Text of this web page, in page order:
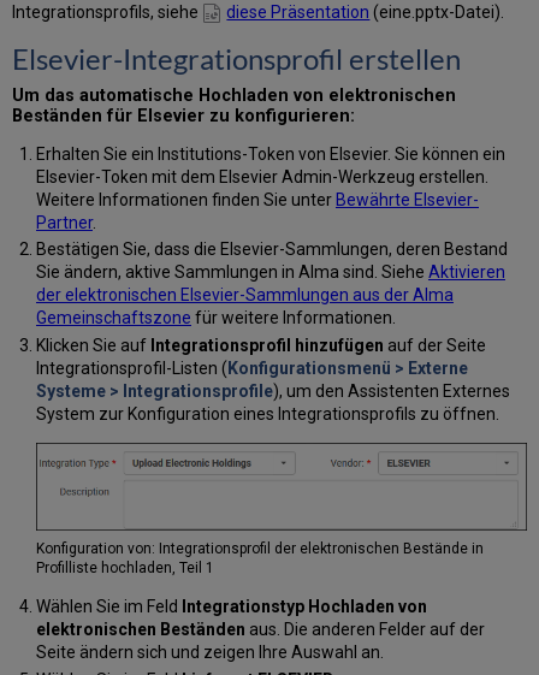
Integrationsprofils, siehe
diese Präsentation (eine.pptx-Datei).
Elsevier-Integrationsprofil erstellen
Um das automatische Hochladen von elektronischen
Beständen für Elsevier zu konfigurieren:
Erhalten Sie ein Institutions-Token von Elsevier. Sie können ein
Elsevier-Token mit dem Elsevier Admin-Werkzeug erstellen.
Weitere Informationen finden Sie unter Bewährte Elsevier-
Partner.
Bestätigen Sie, dass die Elsevier-Sammlungen, deren Bestand
Sie ändern, aktive Sammlungen in Alma sind. Siehe Aktivieren
der elektronischen Elsevier-Sammlungen aus der Alma
Gemeinschaftszone für weitere Informationen.
Klicken Sie auf Integrationsprofil hinzufügen auf der Seite
Integrationsprofil-Listen ( Konfigurationsmenü > Externe
Systeme > Integrationsprofile), um den Assistenten Externes
System zur Konfiguration eines Integrationsprofils zu öffnen.
Konfiguration von: Integrationsprofil der elektronischen Bestände in
Profilliste hochladen, Teil 1
Wählen Sie im Feld Integrationstyp Hochladen von
elektronischen Beständen aus. Die anderen Felder auf der
Seite ändern sich und zeigen Ihre Auswahl an.